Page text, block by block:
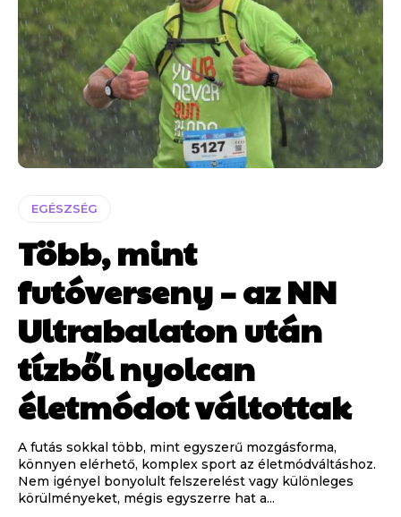
EGÉSZSÉG
Több, mint
futóverseny – az NN
Ultrabalaton után
tízből nyolcan
életmódot váltottak
A futás sokkal több, mint egyszerű mozgásforma,
könnyen elérhető, komplex sport az életmódváltáshoz.
Nem igényel bonyolult felszerelést vagy különleges
körülményeket, mégis egyszerre hat a...